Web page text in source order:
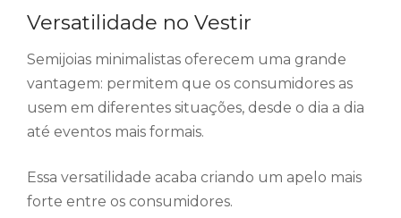
Versatilidade no Vestir
Semijoias minimalistas oferecem uma grande
vantagem: permitem que os consumidores as
usem em diferentes situações, desde o dia a dia
até eventos mais formais.
Essa versatilidade acaba criando um apelo mais
forte entre os consumidores.